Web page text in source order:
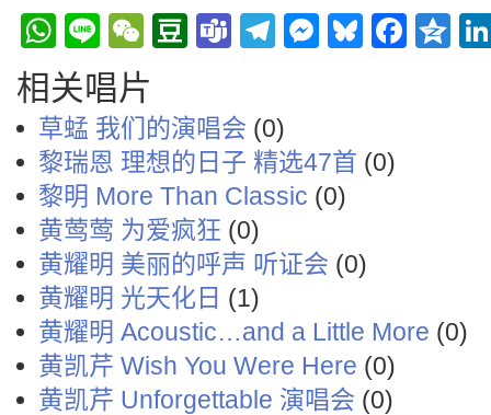
WhatsApp
LineWeChat
Douban
TeamsTelegramBluesky
相关唱片
草蜢 我们的演唱会 (0)
黎瑞恩 理想的日子 精选47首 (0)
黎明 More Than Classic (0)
黄莺莺 为爱疯狂 (0)
黄耀明 美丽的呼声 听证会 (0)
黄耀明 光天化日 (1)
黄耀明 Acoustic…and a Little More (0)
黄凯芹 Wish You Were Here (0)
黄凯芹 Unforgettable 演唱会 (0)